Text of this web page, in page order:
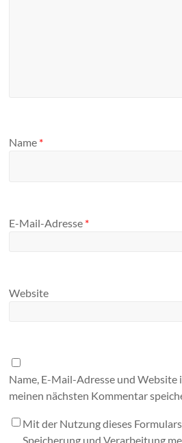
Name *
E-Mail-Adresse *
Website
Name, E-Mail-Adresse und Website
meinen nächsten Kommentar
Mit der Nutzung dieses
Speicherung und Verarbeitung